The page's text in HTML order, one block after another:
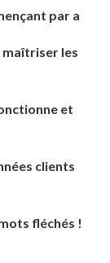
par a
maîtriser les
et
clients
fléchés !